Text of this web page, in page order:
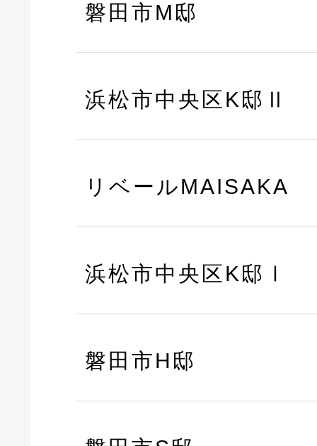
磐田市M邸
浜松市中央区K邸Ⅱ
リベールMAISAKA
浜松市中央区K邸Ⅰ
磐田市H邸